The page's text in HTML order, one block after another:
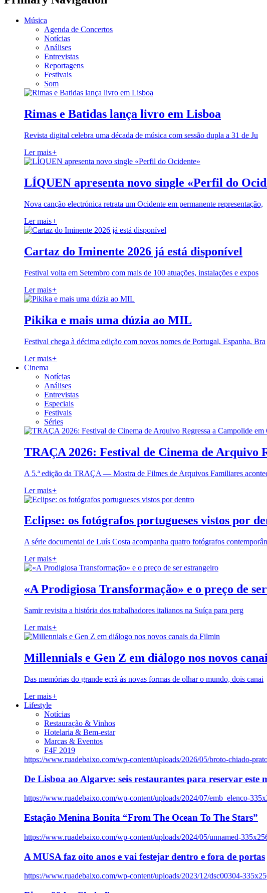
Música
Agenda de Concertos
Notícias
Análises
Entrevistas
Reportagens
Festivais
Som
Rimas e Batidas lança livro em Lisboa
Revista digital celebra uma década de música com sessão dupla a 31 de Ju
Ler mais+
LÍQUEN apresenta novo single «Perfil do
Nova canção electrónica retrata um Ocidente em permanente representação,
Ler mais+
Cartaz do Iminente 2026 já está disponível
Festival volta em Setembro com mais de 100 atuações, instalações e expos
Ler mais+
Pikika e mais uma dúzia ao MIL
Festival chega à décima edição com novos nomes de Portugal, Espanha, Bra
Ler mais+
Cinema
Notícias
Análises
Entrevistas
Especiais
Festivais
Séries
TRAÇA 2026: Festival de Cinema de Arquivo
A 5.ª edição da TRAÇA — Mostra de Filmes de Arquivos Familiares
Ler mais+
Eclipse: os fotógrafos portugueses vistos por
A série documental de Luís Costa acompanha quatro fotógrafos contemporân
Ler mais+
«A Prodigiosa Transformação» e o preço de
Samir revisita a história dos trabalhadores italianos na Suíça para perg
Ler mais+
Millennials e Gen Z em diálogo nos novos
Das memórias do grande ecrã às novas formas de olhar o mundo, dois canai
Ler mais+
Lifestyle
Notícias
Restauração & Vinhos
Hotelaria & Bem-estar
Marcas & Eventos
F4F 2019
https://www.ruadebaixo.com/wp-content/uploads/2026/05/broto-chiado-
De Lisboa ao Algarve: seis restaurantes para reservar este
https://www.ruadebaixo.com/wp-content/uploads/2024/07/emb_elenco-
Estação Menina Bonita “From The Ocean To The Stars”
https://www.ruadebaixo.com/wp-content/uploads/2024/05/unnamed-
A MUSA faz oito anos e vai festejar dentro e fora de portas
https://www.ruadebaixo.com/wp-content/uploads/2023/12/dsc00304-